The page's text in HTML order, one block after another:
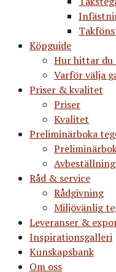
Köpguide
Hur hittar du
Varför välja
Priser & kvalitet
Priser
Kvalitet
Preliminärboka
Råd & service
Rådgivning
Miljövänlig
Leveranser &
Inspirationsgalleri
Kunskapsbank
Om oss